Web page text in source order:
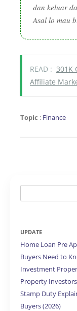
dan keluar
Asal lo mau
READ : 301K
Affiliate
Topic : Finance
for:
UPDATE
Home Loan Pre
Buyers Need to
Investment
Property Investors
Stamp Duty
Buyers (2026)